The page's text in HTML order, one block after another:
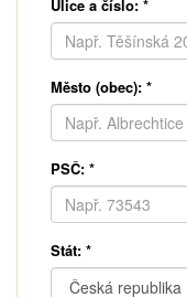
Ulice a číslo: *
Město (obec): *
PSČ: *
Stát: *